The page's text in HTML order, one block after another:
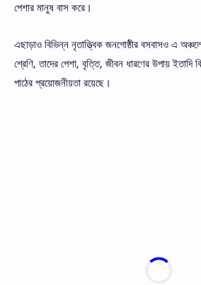
পেশার মানুষ বাস করে।
এছাড়াও বিভিন্ন নৃতাত্ত্বিক জনগােষ্ঠীর বসবাসও এ
শ্রেণি, তাদের পেশা, বৃত্তি, জীবন ধারণের উপায় ইতাদি
পাঠের প্রয়ােজনীয়তা রয়েছে।